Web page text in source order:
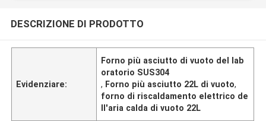
DESCRIZIONE DI PRODOTTO
Evidenziare:
Forno più asciutto di vuoto del lab
oratorio SUS304
, Forno più asciutto 22L di vuoto,
forno di riscaldamento elettrico de
ll'aria calda di vuoto 22L